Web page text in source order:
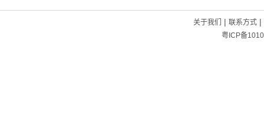
关于我们 | 联系方式|
粤ICP备